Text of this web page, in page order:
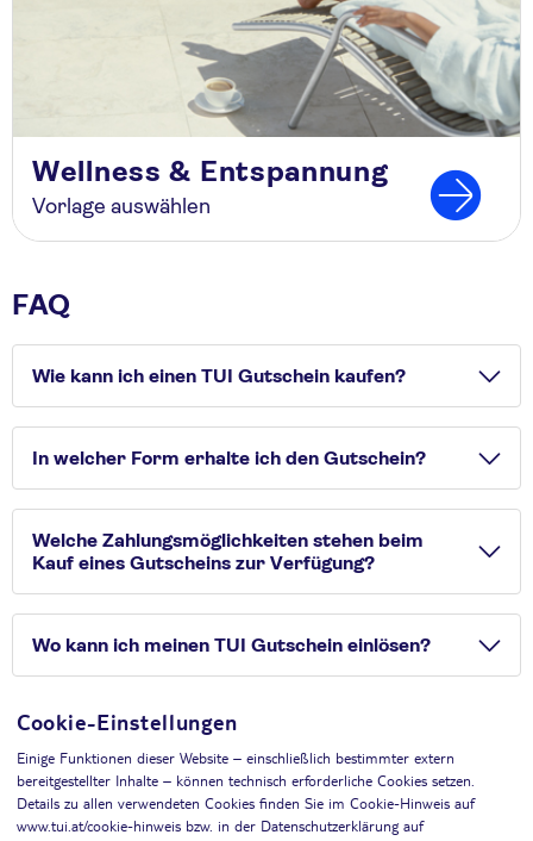
Wellness & Entspannung
Vorlage auswählen
FAQ
Wie kann ich einen TUI Gutschein kaufen?
In welcher Form erhalte ich den Gutschein?
Welche Zahlungsmöglichkeiten stehen beim
Kauf eines Gutscheins zur Verfügung?
Wo kann ich meinen TUI Gutschein einlösen?
Widerruf
Cookie-Einstellungen
Einige Funktionen dieser Website – einschließlich bestimmter extern
bereitgestellter Inhalte – können technisch erforderliche Cookies setzen.
Details zu allen verwendeten Cookies finden Sie im Cookie-Hinweis auf
www.tui.at/cookie-hinweis bzw. in der Datenschutzerklärung auf